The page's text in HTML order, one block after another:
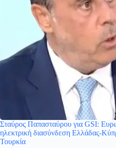
Σταύρος Παπασταύρου για GSI:
ηλεκτρική διασύνδεση Ελλάδας-
Τουρκία